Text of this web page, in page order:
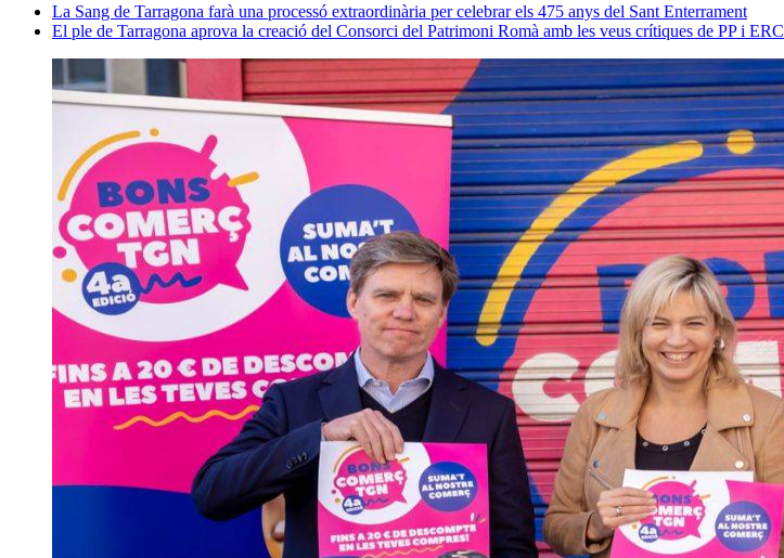
La Sang de Tarragona farà una processó extraordinària per celebrar els 475 anys del Sant Enterrament
El ple de Tarragona aprova la creació del Consorci del Patrimoni Romà amb les veus crítiques de PP i ERC